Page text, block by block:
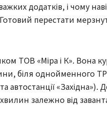
додатків, і чому
перестати
ТОВ «Міра і К». Вона
біля однойменного
автостанції
залежно від